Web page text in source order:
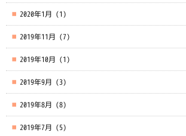
2020年1月 (1)
2019年11月 (7)
2019年10月 (1)
2019年9月 (3)
2019年8月 (8)
2019年7月 (5)